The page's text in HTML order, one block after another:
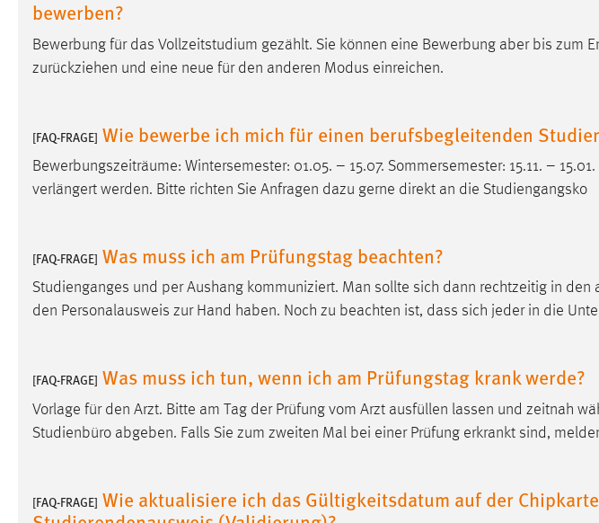
bewerben?
Bewerbung für das Vollzeitstudium gezählt. Sie können eine Bewerbung aber bis zum
zurückziehen und eine neue für den anderen Modus einreichen.
[FAQ-FRAGE] Wie bewerbe ich mich für einen berufsbegleitenden
Bewerbungszeiträume: Wintersemester: 01.05. – 15.07. Sommersemester: 15.11. –
verlängert werden. Bitte richten Sie Anfragen dazu gerne direkt an die Studiengangsko
[FAQ-FRAGE] Was muss ich am Prüfungstag beachten?
Studienganges und per Aushang kommuniziert. Man sollte sich dann rechtzeitig in den
den Personalausweis zur Hand haben. Noch zu beachten ist, dass sich jeder in die Unte
[FAQ-FRAGE] Was muss ich tun, wenn ich am Prüfungstag krank werde?
Vorlage für den Arzt. Bitte am Tag der Prüfung vom Arzt ausfüllen lassen und zeitnah
Studienbüro abgeben. Falls Sie zum zweiten Mal bei einer Prüfung erkrankt sind,
[FAQ-FRAGE] Wie aktualisiere ich das Gültigkeitsdatum auf der
Name:
mibew_locale, mibew-chat-frame-style-
Cookie Laufzeit: MibewSessionID, mibew-chat-frame-
style-5e9dbeb1811c0446 =
Jahre, MIBEW_UserID = 1 Jahr
Login
Name: fe_user, be_user, be_lastLoginProvider
Zweck:
Cookie Laufzeit: 24 Stunden
Diese Informationen helfen uns zu verstehen, wie
unsere Besucher unsere Website nutzen.